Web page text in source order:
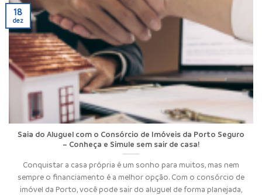
Saia do Aluguel com o Consórcio de Imóveis da Porto Seguro
– Conheça e Simule sem sair de casa!
Conquistar a casa própria é um sonho para muitos, mas nem
sempre o financiamento é a melhor opção. Com o consórcio de
imóvel da Porto, você pode sair do aluguel de forma planejada,
18
dez